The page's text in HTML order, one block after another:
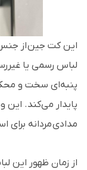
این کت جین از
لباس رسمی یا
پنبه‌ای سخت و
پایدار می‌کند.
مدادی مردانه
از زمان ظهور این